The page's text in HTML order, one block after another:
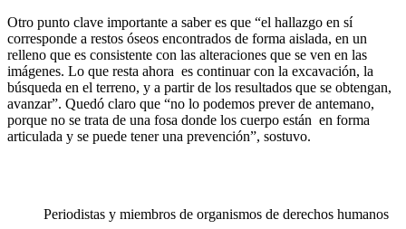
Otro punto clave importante a saber es que “el hallazgo en sí
corresponde a restos óseos encontrados de forma aislada, en un
relleno que es consistente con las alteraciones que se ven en las
imágenes. Lo que resta ahora es continuar con la excavación, la
búsqueda en el terreno, y a partir de los resultados que se obtengan,
avanzar”. Quedó claro que “no lo podemos prever de antemano,
porque no se trata de una fosa donde los cuerpo están en forma
articulada y se puede tener una prevención”, sostuvo.
Periodistas y miembros de organismos de derechos humanos